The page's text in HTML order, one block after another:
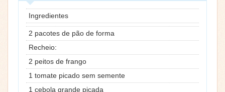
Ingredientes
2 pacotes de pão de forma
Recheio:
2 peitos de frango
1 tomate picado sem semente
1 cebola grande picada